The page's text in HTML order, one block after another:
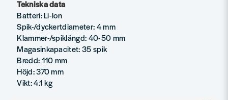
Tekniska data
Batteri: Li-lon
Spik-/dyckertdiameter: 4 mm
Klammer-/spiklängd: 40-50 mm
Magasinkapacitet: 35 spik
Bredd: 110 mm
Höjd: 370 mm
Vikt: 4.1 kg